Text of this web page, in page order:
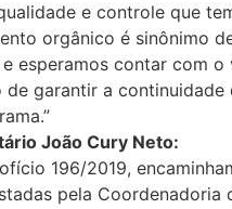
e controle que
orgânico é sinônimo
esperamos contar com o
garantir a continuidade
João Cury Neto:
196/2019,
pela Coordenadoria